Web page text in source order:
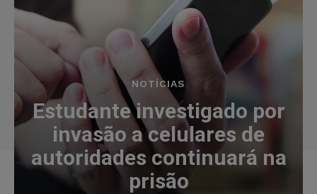
NOTÍCIAS
Estudante investigado por
invasão a celulares de
autoridades continuará na
prisão